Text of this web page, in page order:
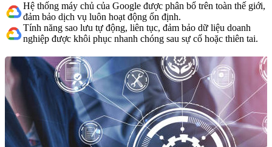
Hệ thống máy chủ của Google được phân bổ trên toàn thế giới,
đảm bảo dịch vụ luôn hoạt động ổn định.
Tính năng sao lưu tự động, liên tục, đảm bảo dữ liệu doanh
nghiệp được khôi phục nhanh chóng sau sự cố hoặc thiên tai.